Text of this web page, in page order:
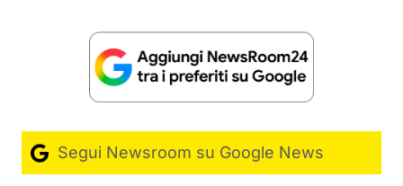
Segui Newsroom su Google News